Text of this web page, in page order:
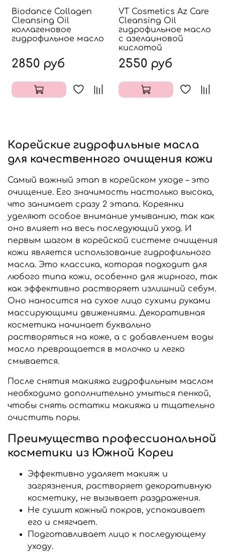
Biodance Collagen
Cleansing Oil
коллагеновое
гидрофильное масло
2850 руб
VT Cosmetics Az Care
Cleansing Oil
гидрофильное масло
с азелаиновой
кислотой
2550 руб
Корейские гидрофильные масла
для качественного очищения кожи
Самый важный этап в корейском уходе – это
очищение. Его значимость настолько высока,
что занимает сразу 2 этапа. Кореянки
уделяют особое внимание умыванию, так как
оно влияет на весь последующий уход. И
первым шагом в корейской системе очищения
кожи является использование гидрофильного
масла. Это классика, которая подходит для
любого типа кожи, особенно для жирного, так
как эффективно растворяет излишний себум.
Оно наносится на сухое лицо сухими руками
массирующими движениями. Декоративная
косметика начинает буквально
растворяться на коже, а с добавлением воды
масло превращается в молочко и легко
смывается.
После снятия макияжа гидрофильным маслом
необходимо дополнительно умыться пенкой,
чтобы снять остатки макияжа и тщательно
очистить поры.
Преимущества профессиональной
косметики из Южной Кореи
Эффективно удаляет макияж и
загрязнения, растворяет декоративную
косметику, не вызывает раздражения.
Не сушит кожный покров, успокаивает
его и смягчает.
Подготавливает лицо к последующему
уходу.